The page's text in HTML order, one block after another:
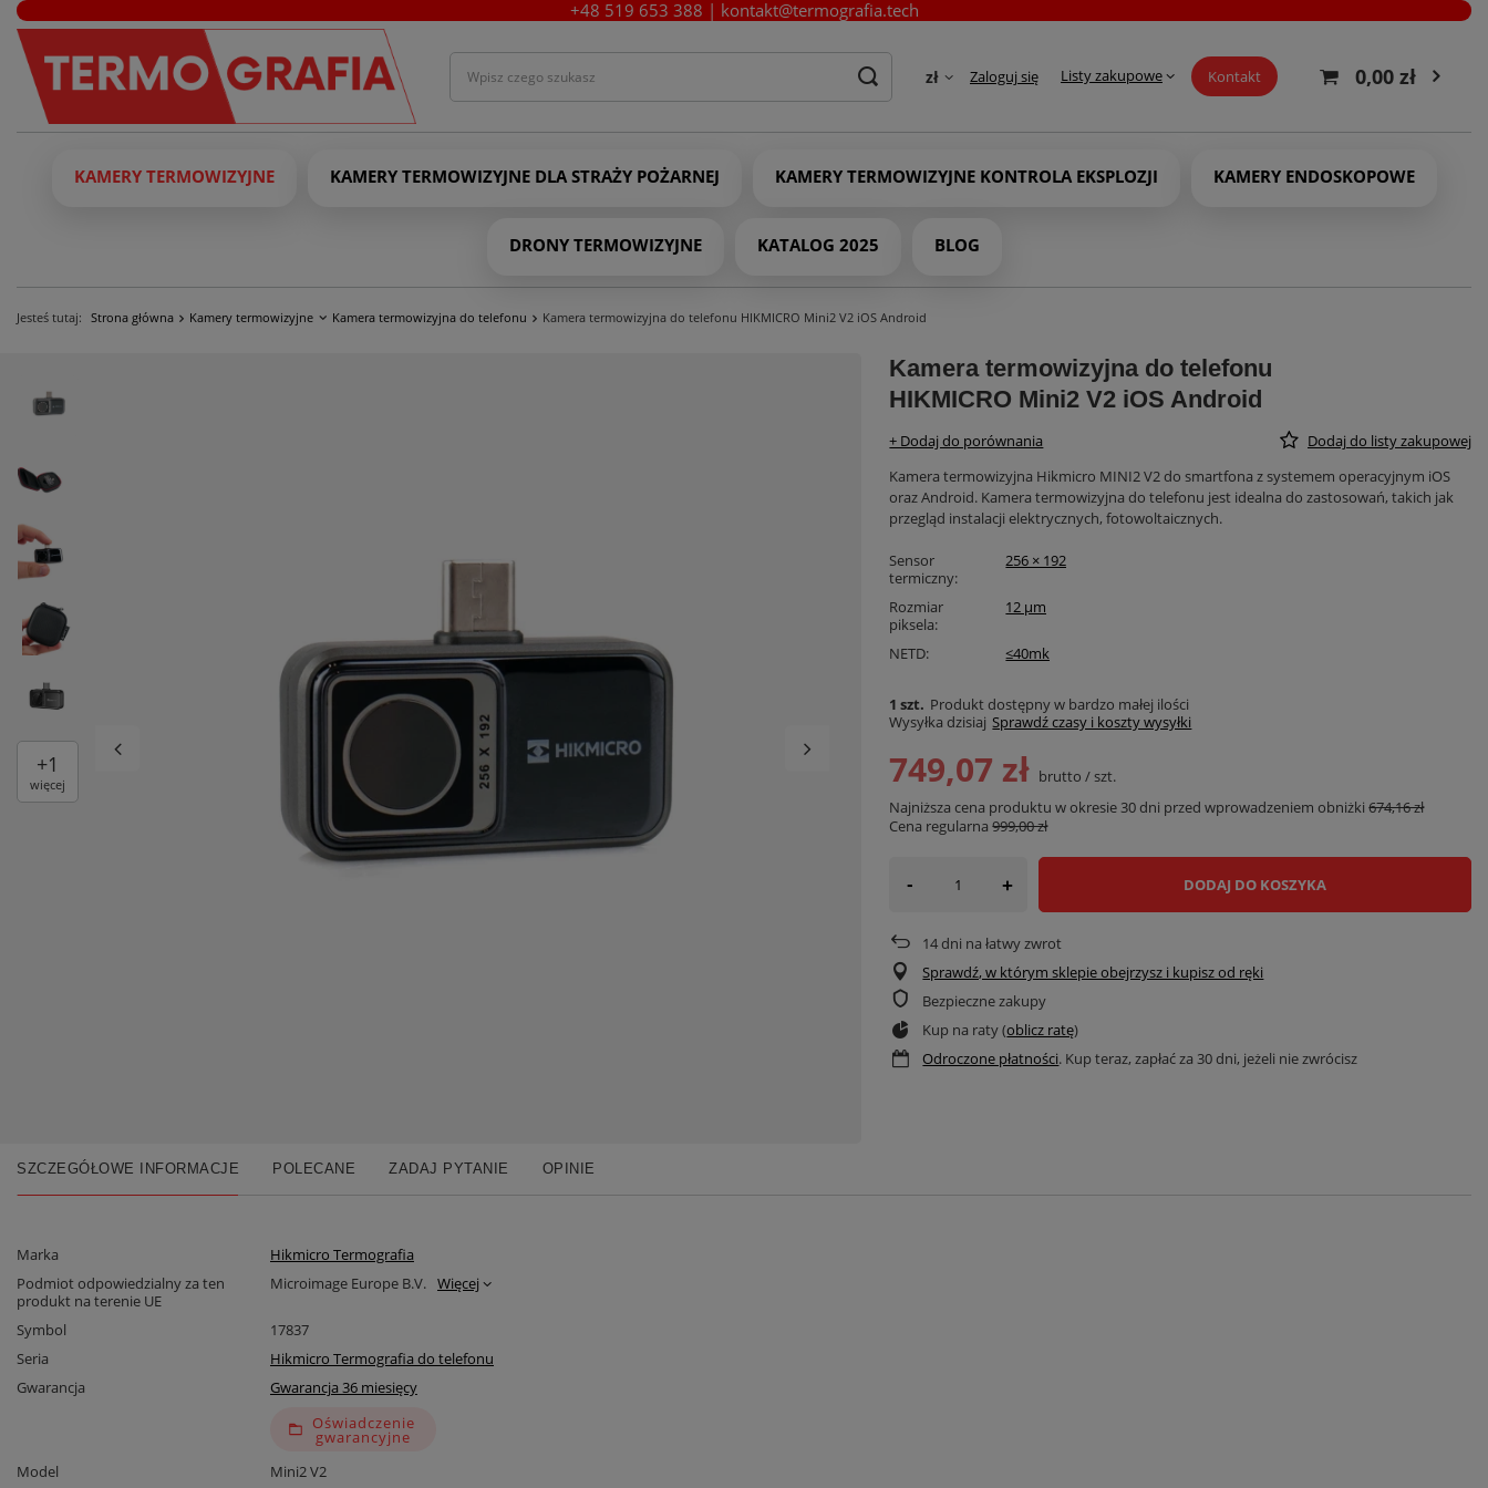
+48 519 653 388 | kontakt@termografia.tech
zł Zaloguj się Listy zakupowe Kontakt 0,00 zł
KAMERY TERMOWIZYJNE KAMERY TERMOWIZYJNE DLA STRAŻY POŻARNEJ KAMERY TERMOWIZYJNE KONTROLA EKSPLOZJI KAMERY ENDOSKOPOWE
DRONY TERMOWIZYJNE KATALOG 2025 BLOG
Jesteś tutaj: Strona główna Kamery termowizyjne Kamera termowizyjna do telefonu Kamera termowizyjna do telefonu HIKMICRO Mini2 V2 iOS Android
+1
więcej
Kamera termowizyjna do telefonu
HIKMICRO Mini2 V2 iOS Android
+ Dodaj do porównania
Dodaj do listy zakupowej
Kamera termowizyjna Hikmicro MINI2 V2 do smartfona z systemem operacyjnym iOS
oraz Android. Kamera termowizyjna do telefonu jest idealna do zastosowań, takich jak
przegląd instalacji elektrycznych, fotowoltaicznych.
Sensor
termiczny
256 × 192
Rozmiar
piksela
12 µm
NETD ≤40mk
1 szt. Produkt dostępny w bardzo małej ilości
Wysyłkadzisiaj Sprawdź czasy i koszty wysyłki
749,07 zł brutto /szt.
Najniższa cena produktu w okresie 30 dni przed wprowadzeniem obniżki674,16 zł
Cena regularna999,00 zł
- + DODAJ DO KOSZYKA
14dni na łatwy zwrot
Sprawdź, w którym sklepie obejrzysz i kupisz od ręki
Bezpieczne zakupy
Kup na raty (oblicz ratę)
Odroczone płatności. Kup teraz, zapłać za 30 dni, jeżeli nie zwrócisz
SZCZEGÓŁOWE INFORMACJE POLECANE ZADAJ PYTANIE OPINIE
Marka
Hikmicro Termografia
Podmiot odpowiedzialny za ten
produkt na terenie UE
Microimage Europe B.V. Więcej
Symbol
17837
Seria
Hikmicro Termografia do telefonu
Gwarancja
Gwarancja 36 miesięcy
Oświadczenie
gwarancyjne
Model
Mini2 V2